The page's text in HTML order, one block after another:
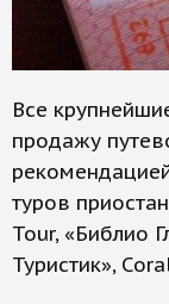
Все
продажу
туров
Tour, «Библио
Туристик»,